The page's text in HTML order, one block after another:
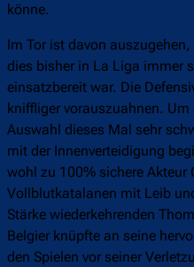
könne.
Im Tor ist davon
dies bisher in La Liga immer
einsatzbereit war. Die
kniffliger vorauszuahnen.
Auswahl dieses Mal sehr
mit der Innenverteidigung
wohl zu 100% sichere Akteur
Vollblutkatalanen mit Leib
Stärke wiederkehrenden
Belgier knüpfte an seine
den Spielen vor seiner